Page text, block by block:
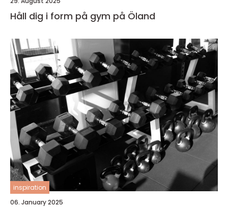
Håll dig i form på gym på Öland
inspiration
06. January 2025